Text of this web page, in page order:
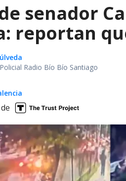
senador
reportan
Radio Bío Bío Santiago